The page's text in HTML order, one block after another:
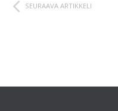
SEURAAVA ARTIKKELI